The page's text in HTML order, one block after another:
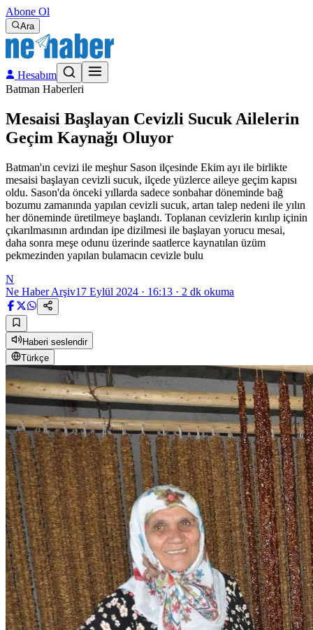
Abone Ol
Ara
Hesabım
Batman Haberleri
Mesaisi Başlayan Cevizli Sucuk Ailelerin
Geçim Kaynağı Oluyor
Batman'ın cevizi ile meşhur Sason ilçesinde Ekim ayı ile birlikte
mesaisi başlayan cevizli sucuk, ilçede yüzlerce aileye geçim kapısı
oldu. Sason'da önceki yıllarda sadece sonbahar döneminde bağ
bozumu zamanında yapılan cevizli sucuk, artan talep nedeni ile yılın
her döneminde üretilmeye başlandı. Toplanan cevizlerin kırılıp içinin
çıkarılmasının ardından ipe dizilmesi ile başlayan yorucu mesai,
daha sonra meşe odunu üzerinde saatlerce kaynatılan üzüm
pekmezinden yapılan bulamacın cevizle bulu
N
Ne Haber Arşiv17 Eylül 2024 · 16:13 · 2 dk okuma
Haberi seslendir
Türkçe